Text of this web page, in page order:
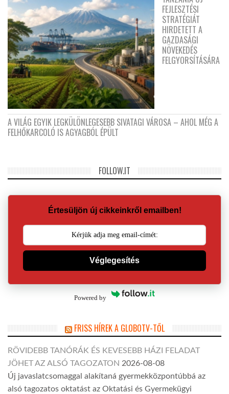
FEJLESZTÉSI
STRATÉGIÁT
HIRDETETT A
GAZDASÁGI
NÖVEKEDÉS
FELGYORSÍTÁSÁRA
A VILÁG EGYIK LEGKÜLÖNLEGESEBB SIVATAGI VÁROSA – AHOL MÉG A
FELHŐKARCOLÓ IS AGYAGBÓL ÉPÜLT
FOLLOW.IT
Értesüljön új cikkeinkről emailben!
Véglegesítés
Powered by
FRISS HÍREK A GLOBOTV-TŐL
RÖVIDEBB TANÓRÁK ÉS KEVESEBB HÁZI FELADAT
JÖHET AZ ALSÓ TAGOZATON 2026-08-08
Új javaslatcsomaggal alakítaná gyermekközpontúbbá az
alsó tagozatos oktatást az Oktatási és Gyermekügyi